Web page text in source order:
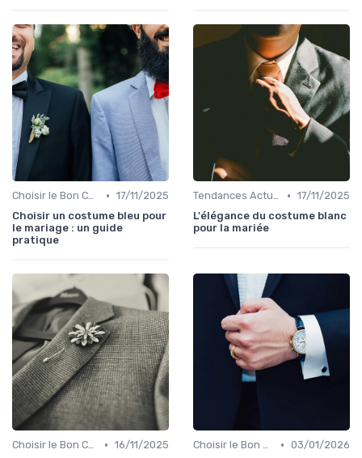
Choisir le Bon Costume • 17/11/2025
Choisir un costume bleu pour
le mariage : un guide
pratique
Tendances Actuelles • 17/11/2025
L'élégance du costume blanc
pour la mariée
Choisir le Bon Costume • 16/11/2025
Choisir le Bon Costume • 03/01/2026